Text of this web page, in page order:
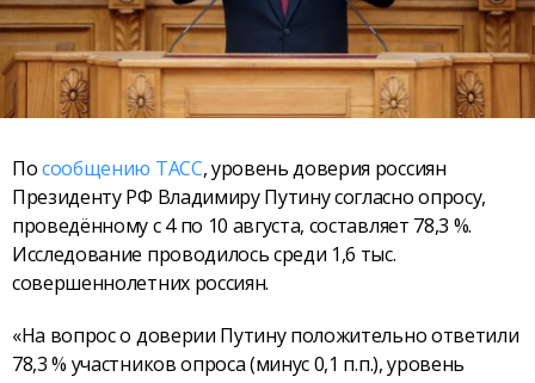
Посообщению ТАСС, уровень доверия россиян
Президенту РФ Владимиру Путину согласно опросу,
проведённому с 4 по 10 августа, составляет 78,3 %.
Исследование проводилось среди 1,6 тыс.
совершеннолетних россиян.
«На вопрос о доверии Путину положительно ответили
78,3 % участников опроса (минус 0,1 п.п.), уровень